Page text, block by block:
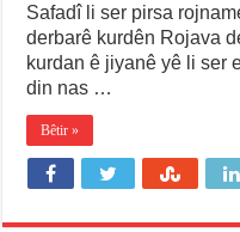
Safadî li ser pirsa
derbarê kurdên Rojava
kurdan ê jiyanê yê li ser
din nas …
Bêtir »